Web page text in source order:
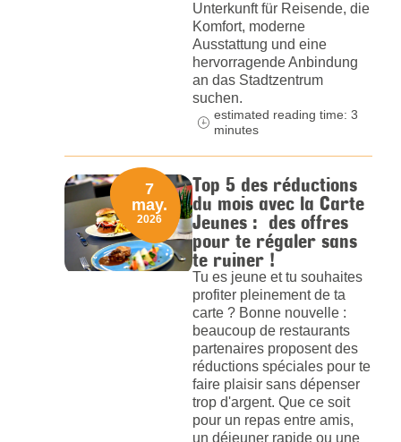
Unterkunft für Reisende, die
Komfort, moderne
Ausstattung und eine
hervorragende Anbindung
an das Stadtzentrum
suchen.
estimated reading time: 3
minutes
Top 5 des réductions
du mois avec la Carte
Jeunes : des offres
pour te régaler sans
te ruiner !
Tu es jeune et tu souhaites
profiter pleinement de ta
carte ? Bonne nouvelle :
beaucoup de restaurants
partenaires proposent des
réductions spéciales pour te
faire plaisir sans dépenser
trop d'argent. Que ce soit
pour un repas entre amis,
un déjeuner rapide ou une
7
may.
2026